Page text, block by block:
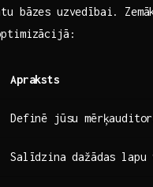
bāzes uzvedībai.
Apraksts
Definē jūsu
Salīdzina dažādas